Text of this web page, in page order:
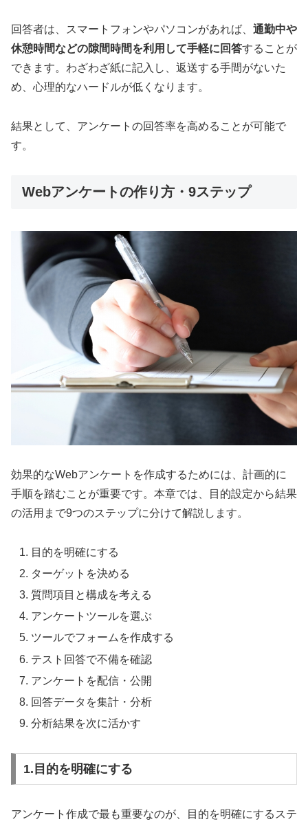
回答者は、スマートフォンやパソコンがあれば、 通勤中や
休憩時間などの隙間時間を利用して手軽に回答することが
できます。わざわざ紙に記入し、返送する手間がないた
め、心理的なハードルが低くなります。
結果として、アンケートの回答率を高めることが可能で
す。
Webアンケートの作り方・9ステップ
効果的なWebアンケートを作成するためには、計画的に
手順を踏むことが重要です。本章では、目的設定から結果
の活用まで9つのステップに分けて解説します。
目的を明確にする
ターゲットを決める
質問項目と構成を考える
アンケートツールを選ぶ
ツールでフォームを作成する
テスト回答で不備を確認
アンケートを配信・公開
回答データを集計・分析
分析結果を次に活かす
1.目的を明確にする
アンケート作成で最も重要なのが、目的を明確にするステ